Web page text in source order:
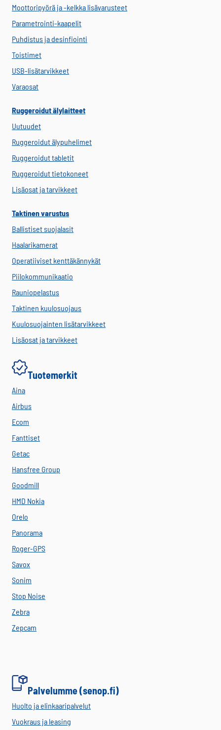
Moottoripyörä ja -kelkka lisävarusteet
Parametrointi-kaapelit
Puhdistus ja desinfiointi
Toistimet
USB-lisätarvikkeet
Varaosat
Ruggeroidut älylaitteet
Uutuudet
Ruggeroidut älypuhelimet
Ruggeroidut tabletit
Ruggeroidut tietokoneet
Lisäosat ja tarvikkeet
Taktinen varustus
Ballistiset suojalasit
Haalarikamerat
Operatiiviset kenttäkännykät
Piilokommunikaatio
Rauniopelastus
Taktinen kuulosuojaus
Kuulosuojainten lisätarvikkeet
Lisäosat ja tarvikkeet
Tuotemerkit
Aina
Airbus
Ecom
Fanttiset
Getac
Hansfree Group
Goodmill
HMD Nokia
Orelo
Panorama
Roger-GPS
Savox
Sonim
Stop Noise
Zebra
Zepcam
Palvelumme (senop.fi)
Huolto ja elinkaaripalvelut
Vuokraus ja leasing